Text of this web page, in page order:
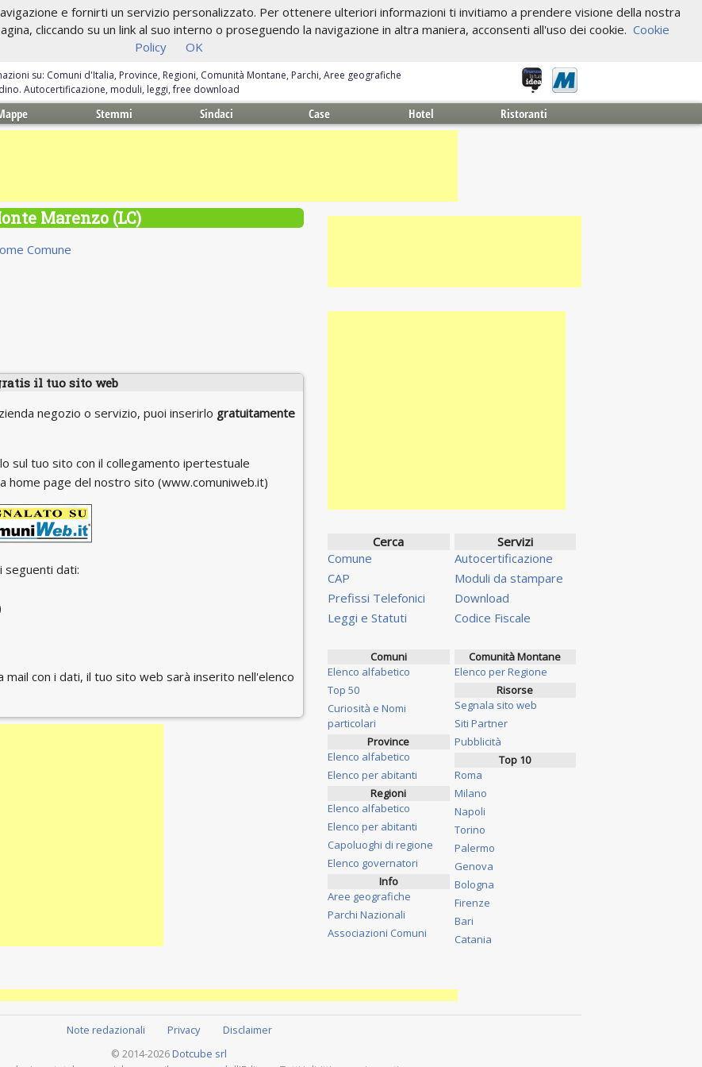
e fornirti un servizio personalizzato. Per ottenere ulteriori informazioni ti invitiamo a prendere visione della nostra
cliccando su un link al suo interno o proseguendo la navigazione in altra maniera, acconsenti all'uso dei cookie. Cookie
Policy
OK
su: Comuni d'Italia, Province, Regioni, Comunità Montane, Parchi, Aree geografiche
Autocertificazione, moduli, leggi, free download
Stemmi Sindaci Case Hotel Ristoranti
Marenzo (LC)
Comune
il tuo sito web
negozio o servizio, puoi inserirlo gratuitamente
sul tuo sito con il collegamento ipertestuale
home page del nostro sito (www.comuniweb.it)
dati:
con i dati, il tuo sito web sarà inserito nell'elenco
Cerca
Comune
CAP
Prefissi Telefonici
Leggi e Statuti
Servizi
Autocertificazione
Moduli da stampare
Download
Codice Fiscale
Comuni
Elenco alfabetico
Top 50
Curiosità e Nomi
particolari
Province
Elenco alfabetico
Elenco per abitanti
Regioni
Elenco alfabetico
Elenco per abitanti
Capoluoghi di regione
Elenco governatori
Info
Aree geografiche
Parchi Nazionali
Associazioni Comuni
Comunità Montane
Elenco per Regione
Risorse
Segnala sito web
Siti Partner
Pubblicità
Top 10
Roma
Milano
Napoli
Torino
Palermo
Genova
Bologna
Firenze
Bari
Catania
Note redazionali Privacy
Disclaimer
© 2014-2026 Dotcube srl